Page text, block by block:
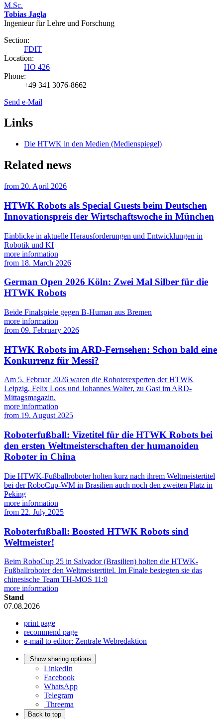
M.Sc.
Tobias Jagla
Ingenieur für Lehre und Forschung
Section:
FDIT
Location:
HO 426
Phone:
+49 341 3076-8662
Send e-Mail
Links
Die HTWK in den Medien (Medienspiegel)
Related news
from 20. April 2026
HTWK Robots als Special Guests beim Deutschen
Innovationspreis der Wirtschaftswoche in München
Einblicke in aktuelle Herausforderungen und Entwicklungen in
Robotik und KI
more information
from 18. March 2026
German Open 2026 Köln: Zwei Mal Silber für die
HTWK Robots
Beide Finalspiele gegen B-Human aus Bremen
more information
from 09. February 2026
HTWK Robots im ARD-Fernsehen: Schon bald eine
Konkurrenz für Messi?
Am 5. Februar 2026 waren die Roboterexperten der HTWK
Leipzig, Felix Loos und Johannes Walter, zu Gast im ARD-
Mittagsmagazin.
more information
from 19. August 2025
Roboterfußball: Vizetitel für die HTWK Robots bei
den ersten Weltmeisterschaften der humanoiden
Roboter in China
Die HTWK-Fußballroboter holten kurz nach ihrem Weltmeistertitel
bei der RoboCup-WM in Brasilien auch noch den zweiten Platz in
Peking
more information
from 22. July 2025
Roboterfußball: Boosted HTWK Robots sind
Weltmeister!
Beim RoboCup 25 in Salvador (Brasilien) holten die HTWK-
Fußballroboter den Weltmeistertitel. Im Finale besiegten sie das
chinesische Team TH-MOS 11:0
more information
Stand
07.08.2026
print page
recommend page
e-mail to editor: Zentrale Webredaktion
Show sharing options
LinkedIn
Facebook
WhatsApp
Telegram
Threema
Back to top